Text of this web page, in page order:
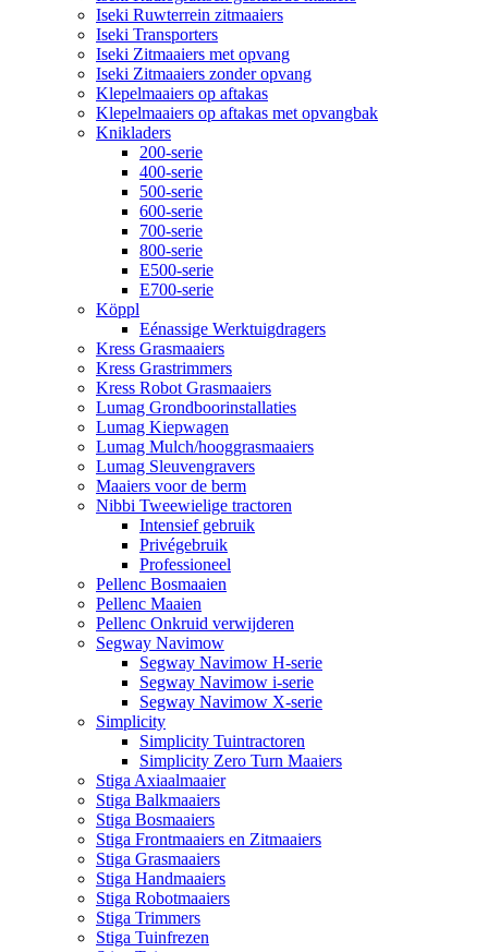
Iseki Ruwterrein zitmaaiers
Iseki Transporters
Iseki Zitmaaiers met opvang
Iseki Zitmaaiers zonder opvang
Klepelmaaiers op aftakas
Klepelmaaiers op aftakas met opvangbak
Knikladers
200-serie
400-serie
500-serie
600-serie
700-serie
800-serie
E500-serie
E700-serie
Köppl
Eénassige Werktuigdragers
Kress Grasmaaiers
Kress Grastrimmers
Kress Robot Grasmaaiers
Lumag Grondboorinstallaties
Lumag Kiepwagen
Lumag Mulch/hooggrasmaaiers
Lumag Sleuvengravers
Maaiers voor de berm
Nibbi Tweewielige tractoren
Intensief gebruik
Privégebruik
Professioneel
Pellenc Bosmaaien
Pellenc Maaien
Pellenc Onkruid verwijderen
Segway Navimow
Segway Navimow H-serie
Segway Navimow i-serie
Segway Navimow X-serie
Simplicity
Simplicity Tuintractoren
Simplicity Zero Turn Maaiers
Stiga Axiaalmaaier
Stiga Balkmaaiers
Stiga Bosmaaiers
Stiga Frontmaaiers en Zitmaaiers
Stiga Grasmaaiers
Stiga Handmaaiers
Stiga Robotmaaiers
Stiga Trimmers
Stiga Tuinfrezen